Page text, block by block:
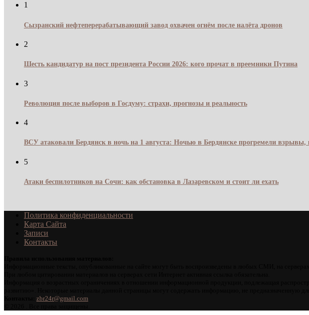
1
Сызранский нефтеперерабатывающий завод охвачен огнём после налёта дронов
2
Шесть кандидатур на пост президента России 2026: кого прочат в преемники Путина
3
Революция после выборов в Госдуму: страхи, прогнозы и реальность
4
ВСУ атаковали Бердянск в ночь на 1 августа: Ночью в Бердянске прогремели взрывы,
5
Атаки беспилотников на Сочи: как обстановка в Лазаревском и стоит ли ехать
Политика конфиденциальности
Карта Сайта
Записи
Контакты
zbr24r@gmail.com